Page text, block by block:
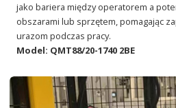
jako bariera między operatorem a
obszarami lub sprzętem, pomagając
urazom podczas pracy.
Model: QMT88/20-1740 2BE